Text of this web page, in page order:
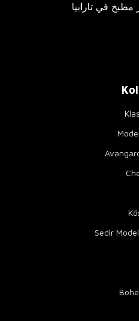
في تارابيا
Sedir